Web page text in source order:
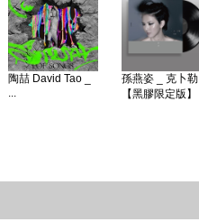
陶喆 David Tao _
...
孫燕姿 _ 克卜勒
【黑膠限定版】